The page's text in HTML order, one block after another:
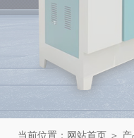
当前位置： 网站首页 ＞